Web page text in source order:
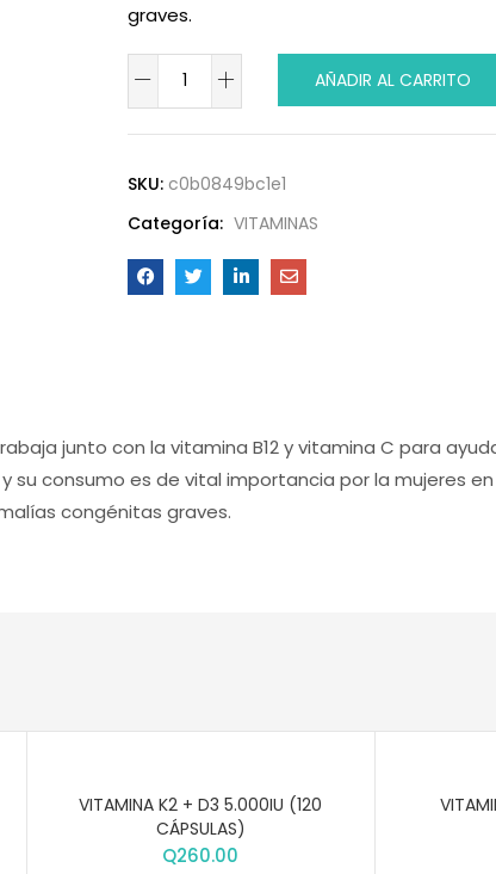
graves.
AÑADIR AL CARRITO
SKU: c0b0849bc1e1
Categoría: VITAMINAS
junto con la vitamina B12 y vitamina C para
su consumo es de vital importancia por la mujeres
congénitas graves.
VITAMINA K2 + D3 5.000IU (120
CÁPSULAS)
Q260.00